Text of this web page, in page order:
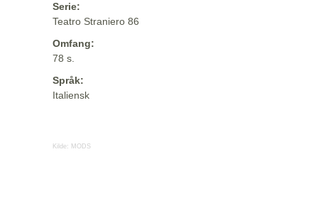
Serie:
Teatro Straniero 86
Omfang:
78 s.
Språk:
Italiensk
Kilde: MODS